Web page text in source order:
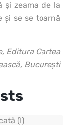
şi zeama de la
şi se se toarnă
Editura Cartea
Bucureşti